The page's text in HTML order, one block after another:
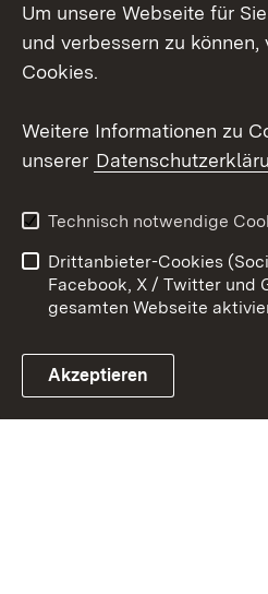
X / Twitter
Youtube
Link zum Landesportal
Kontakt
Barrierefreiheit
Impressum
Um unsere Webseite für
und verbessern zu
Cookies.
Weitere Informationen zu
unserer
Technisch notwendige
Drittanbieter-Cookies
Facebook, X / Twitter und
gesamten Webseite
Akzeptieren